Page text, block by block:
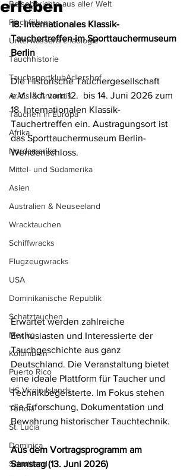
Reiseberichte aus aller Welt
Fischführer
Unterwasserarchäologie
Tauchhistorie
TauchsportklubAdlershof
Arktis & Antarktis
Tauchen in Europa
Afrika
Nordamerika
Mittel- und Südamerika
Asien
Australien & Neuseeland
Wracktauchen
Schiffwracks
Flugzeugwracks
USA
Dominikanische Republik
Schatztauchen
Mexiko
Kolumbien
Puerto Rico
US Virgin Islands
Tortola
St. Lucia
Dominica
Schottland
erleben
18. Internationales Klassik-
Tauchertreffen im Sporttauchermuseum
Berlin
Die Historische Tauchergesellschaft
e.V. lädt vom 12.  bis 14. Juni 2026 zum
18. Internationalen Klassik-
Tauchertreffen ein. Austragungsort ist
das Sporttauchermuseum Berlin-
Wendenschloss.
Erwartet werden zahlreiche
Enthusiasten und Interessierte der
Tauchgeschichte aus ganz
Deutschland. Die Veranstaltung bietet
eine ideale Plattform für Taucher und
Technikbegeisterte. Im Fokus stehen
die Erforschung, Dokumentation und
Bewahrung historischer Tauchtechnik.
Aus dem Vortragsprogramm am
Samstag (13. Juni 2026)